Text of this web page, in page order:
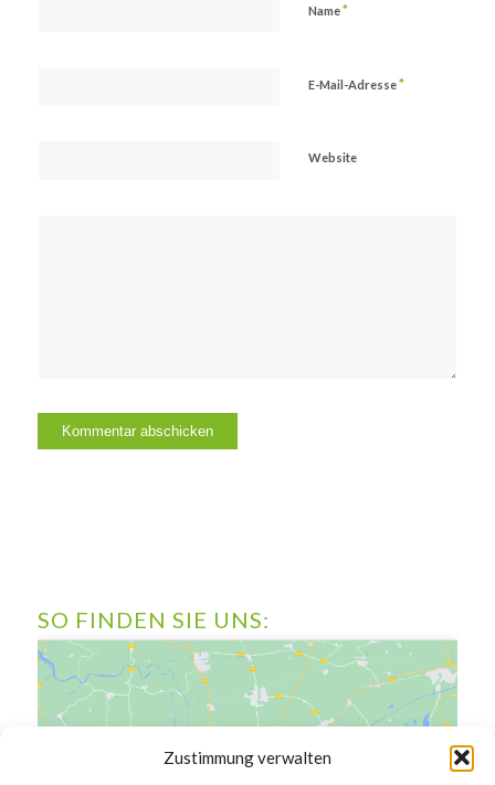
Zustimmung verwalten
Name*
E-Mail-Adresse*
Website
SO FINDEN SIE UNS: